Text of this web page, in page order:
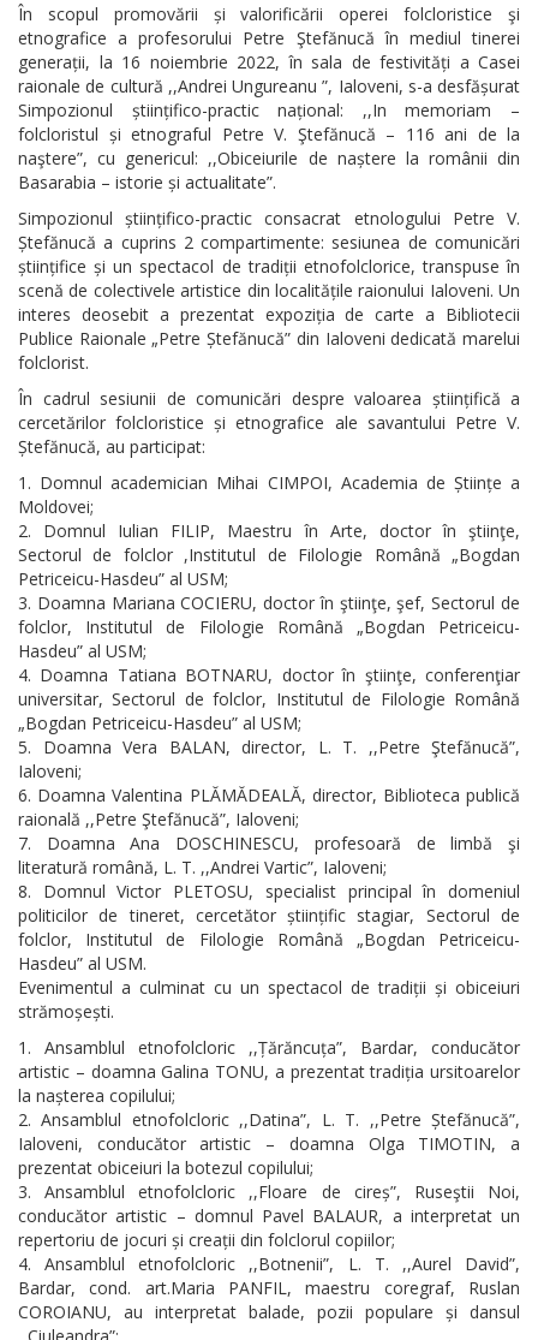
În scopul promovării și valorificării operei folcloristice şi
etnografice a profesorului Petre Ştefănucă în mediul tinerei
generații, la 16 noiembrie 2022, în sala de festivități a Casei
raionale de cultură ,,Andrei Ungureanu ”, Ialoveni, s-a desfășurat
Simpozionul științifico-practic național: ,,In memoriam –
folcloristul și etnograful Petre V. Ştefănucă – 116 ani de la
naştere”, cu genericul: ,,Obiceiurile de naștere la românii din
Basarabia – istorie și actualitate”.
Simpozionul științifico-practic consacrat etnologului Petre V.
Ștefănucă a cuprins 2 compartimente: sesiunea de comunicări
științifice și un spectacol de tradiții etnofolclorice, transpuse în
scenă de colectivele artistice din localitățile raionului Ialoveni. Un
interes deosebit a prezentat expoziția de carte a Bibliotecii
Publice Raionale „Petre Ștefănucă” din Ialoveni dedicată marelui
folclorist.
În cadrul sesiunii de comunicări despre valoarea științifică a
cercetărilor folcloristice și etnografice ale savantului Petre V.
Ștefănucă, au participat:
Domnul academician Mihai CIMPOI, Academia de Științe a
Moldovei;
Domnul Iulian FILIP, Maestru în Arte, doctor în ştiinţe,
Sectorul de folclor ,Institutul de Filologie Română „Bogdan
Petriceicu-Hasdeu” al USM;
Doamna Mariana COCIERU, doctor în ştiinţe, şef, Sectorul de
folclor, Institutul de Filologie Română „Bogdan Petriceicu-
Hasdeu” al USM;
Doamna Tatiana BOTNARU, doctor în ştiinţe, conferenţiar
universitar, Sectorul de folclor, Institutul de Filologie Română
„Bogdan Petriceicu-Hasdeu” al USM;
Doamna Vera BALAN, director, L. T. ,,Petre Ştefănucă”,
Ialoveni;
Doamna Valentina PLĂMĂDEALĂ, director, Biblioteca publică
raională ,,Petre Ştefănucă”, Ialoveni;
Doamna Ana DOSCHINESCU, profesoară de limbă şi
literatură română, L. T. ,,Andrei Vartic”, Ialoveni;
Domnul Victor PLETOSU, specialist principal în domeniul
politicilor de tineret, cercetător științific stagiar, Sectorul de
folclor, Institutul de Filologie Română „Bogdan Petriceicu-
Hasdeu” al USM.
Evenimentul a culminat cu un spectacol de tradiții și obiceiuri
strămoșești.
Ansamblul etnofolcloric ,,Țărăncuța”, Bardar, conducător
artistic – doamna Galina TONU, a prezentat tradiția ursitoarelor
la nașterea copilului;
Ansamblul etnofolcloric ,,Datina”, L. T. ,,Petre Ștefănucă”,
Ialoveni, conducător artistic – doamna Olga TIMOTIN, a
prezentat obiceiuri la botezul copilului;
Ansamblul etnofolcloric ,,Floare de cireș”, Ruseştii Noi,
conducător artistic – domnul Pavel BALAUR, a interpretat un
repertoriu de jocuri și creații din folclorul copiilor;
Ansamblul etnofolcloric ,,Botnenii”, L. T. ,,Aurel David”,
Bardar, cond. art.Maria PANFIL, maestru coregraf, Ruslan
COROIANU, au interpretat balade, pozii populare și dansul
,,Ciuleandra”;